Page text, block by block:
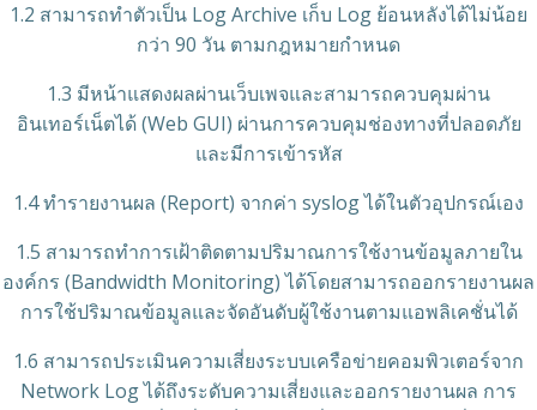
1.2 สามารถทำตัวเป็น Log Archive เก็บ Log ย้อนหลังได้ไม่น้อย
กว่า 90 วัน ตามกฎหมายกำหนด
1.3 มีหน้าแสดงผลผ่านเว็บเพจและสามารถควบคุมผ่าน
อินเทอร์เน็ตได้ (Web GUI) ผ่านการควบคุมช่องทางที่ปลอดภัย
และมีการเข้ารหัส
1.4 ทำรายงานผล (Report) จากค่า syslog ได้ในตัวอุปกรณ์เอง
1.5 สามารถทำการเฝ้าติดตามปริมาณการใช้งานข้อมูลภายใน
องค์กร (Bandwidth Monitoring) ได้โดยสามารถออกรายงานผล
การใช้ปริมาณข้อมูลและจัดอันดับผู้ใช้งานตามแอพลิเคชั่นได้
1.6 สามารถประเมินความเสี่ยงระบบเครือข่ายคอมพิวเตอร์จาก
Network Log ได้ถึงระดับความเสี่ยงและออกรายงานผล การ